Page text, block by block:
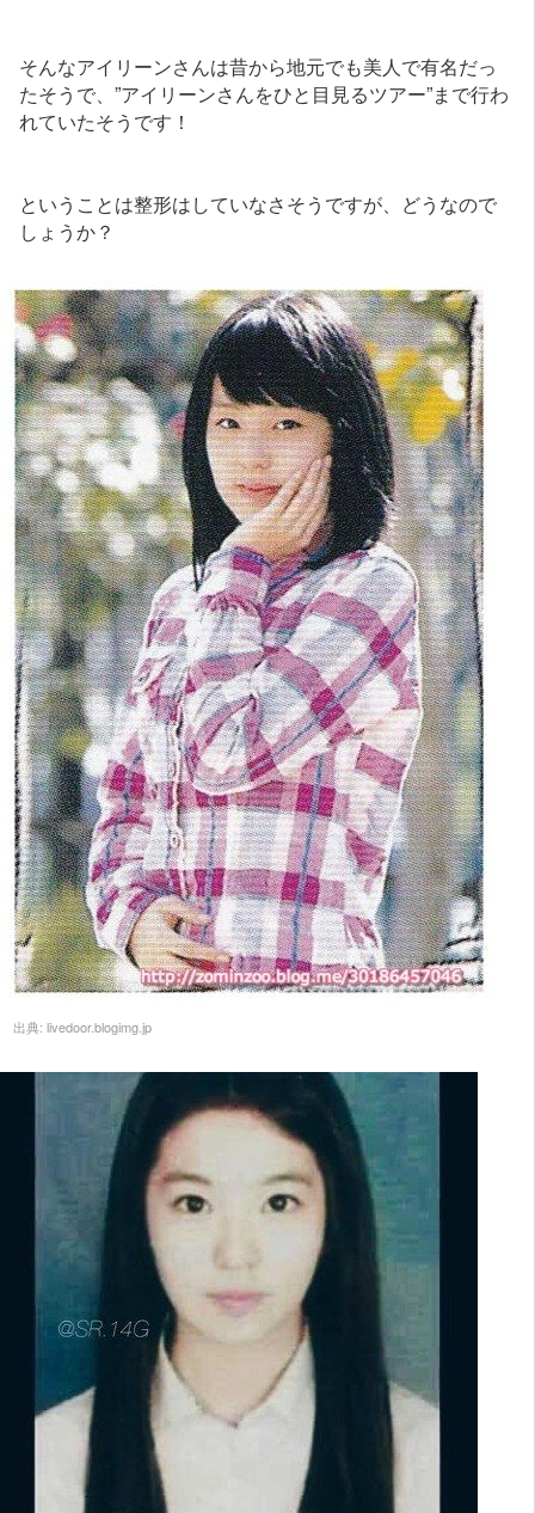
そんなアイリーンさんは昔から地元でも美人で有名だっ
たそうで、”アイリーンさんをひと目見るツアー”まで行わ
れていたそうです！
ということは整形はしていなさそうですが、どうなので
しょうか？
出典: livedoor.blogimg.jp